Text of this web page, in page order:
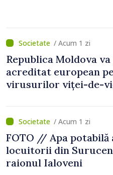
/ Acum 1 zi
Republica Moldova
acreditat european
virusurilor viței-de-
/ Acum 1 zi
FOTO // Apa potabilă
locuitorii din
raionul Ialoveni